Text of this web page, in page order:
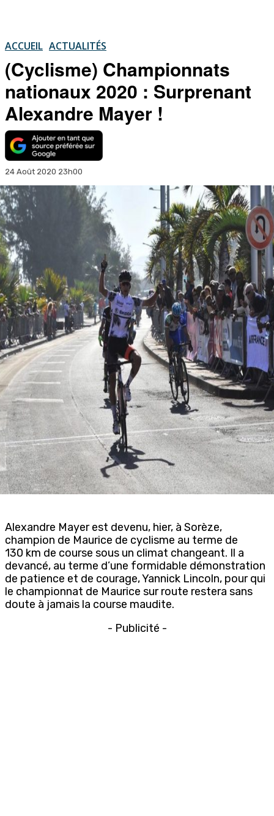
ACCUEIL ACTUALITÉS
(Cyclisme) Championnats
nationaux 2020 : Surprenant
Alexandre Mayer !
24 Août 2020 23h00
Alexandre Mayer est devenu, hier, à Sorèze,
champion de Maurice de cyclisme au terme de
130 km de course sous un climat changeant. Il a
devancé, au terme d’une formidable démonstration
de patience et de courage, Yannick Lincoln, pour qui
le championnat de Maurice sur route restera sans
doute à jamais la course maudite.
- Publicité -